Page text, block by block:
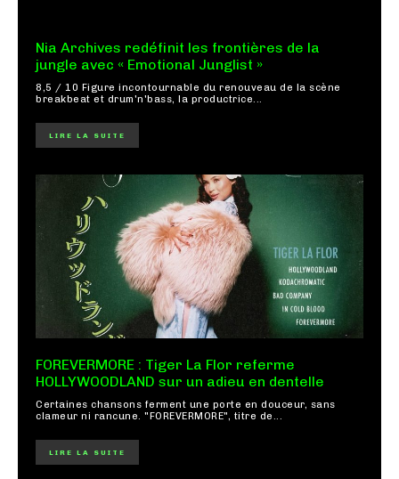
Nia Archives redéfinit les frontières de la
jungle avec « Emotional Junglist »
8,5 / 10 Figure incontournable du renouveau de la scène
breakbeat et drum'n'bass, la productrice...
LIRE LA SUITE
FOREVERMORE : Tiger La Flor referme
HOLLYWOODLAND sur un adieu en dentelle
Certaines chansons ferment une porte en douceur, sans
clameur ni rancune. "FOREVERMORE", titre de...
LIRE LA SUITE